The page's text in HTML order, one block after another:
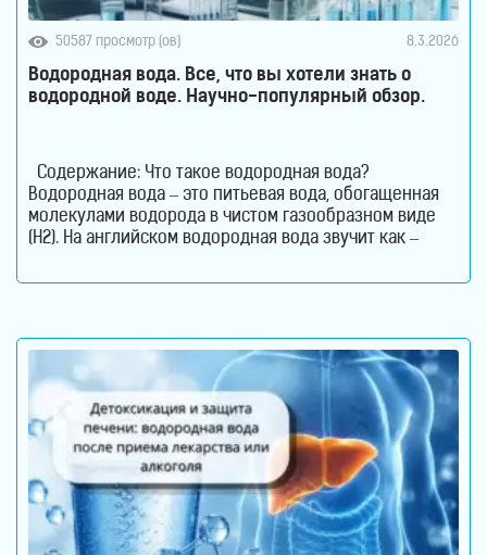
50587 просмотр (ов) 8.3.2026
Водородная вода. Все, что вы хотели знать о
водородной воде. Научно-популярный обзор.
Содержание: Что такое водородная вода?
Водородная вода – это питьевая вода, обогащенная
молекулами водорода в чистом газообразном виде
(H2). На английском водородная вода звучит как –
воде молекулы водорода не вступают в химическую